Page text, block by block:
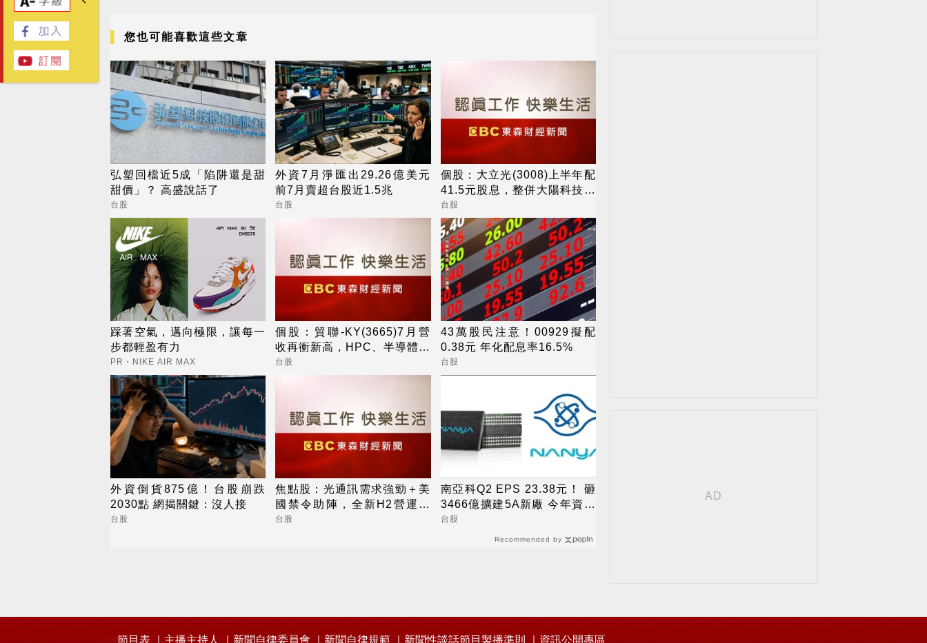
您也可能喜歡這些文章
弘塑回檔近5成「陷阱還是甜
甜價」？ 高盛說話了
台股
外資7月淨匯出29.26億美元
前7月賣超台股近1.5兆
台股
個股：大立光(3008)上半年配
41.5元股息，整併大陽科技為
100%子公司
台股
踩著空氣，邁向極限，讓每一
步都輕盈有力
PR・NIKE AIR MAX
個股：貿聯-KY(3665)7月營
收再衝新高，HPC、半導體挹
注長期成長動能
台股
43萬股民注意！00929擬配
0.38元 年化配息率16.5%
台股
外資倒貨875億！台股崩跌
2030點 網揭關鍵：沒人接
台股
焦點股：光通訊需求強勁＋美
國禁令助陣，全新H2營運看
俏，營收逐季攀升
台股
南亞科Q2 EPS 23.38元！ 砸
3466億擴建5A新廠 今年資本
支出增至697億
台股
Recommended by
節目表 主播主持人 新聞自律委員會 新聞自律規範 新聞性談話節目製播準則 資訊公開專區